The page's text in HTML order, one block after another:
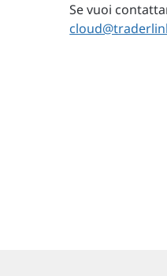
Se vuoi